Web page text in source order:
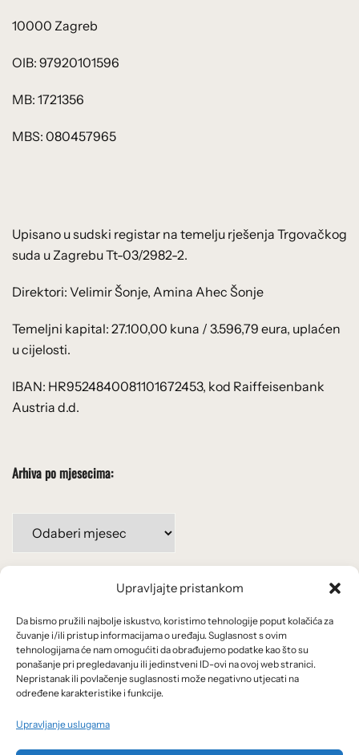
Upravljajte pristankom
Da bismo pružili najbolje iskustvo, koristimo tehnologije poput kolačića za
čuvanje i/ili pristup informacijama o uređaju. Suglasnost s ovim
tehnologijama će nam omogućiti da obrađujemo podatke kao što su
ponašanje pri pregledavanju ili jedinstveni ID-ovi na ovoj web stranici.
Nepristanak ili povlačenje suglasnosti može negativno utjecati na
određene karakteristike i funkcije.
Upravljanje uslugama
10000 Zagreb
OIB: 97920101596
MB: 1721356
MBS: 080457965
Upisano u sudski registar na temelju rješenja Trgovačkog
suda u Zagrebu Tt-03/2982-2.
Direktori: Velimir Šonje, Amina Ahec Šonje
Temeljni kapital: 27.100,00 kuna / 3.596,79 eura, uplaćen
u cijelosti.
IBAN: HR9524840081101672453, kod Raiffeisenbank
Austria d.d.
Arhiva po mjesecima:
mjesecima:
Uvjeti korištenja
Politika privatnosti
Kolačići